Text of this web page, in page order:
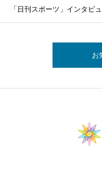
「日刊スポーツ」インタビ
お